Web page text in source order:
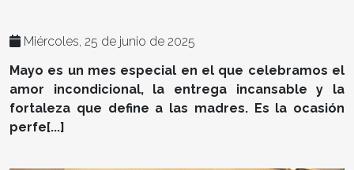
Miércoles, 25 de junio de 2025
Mayo es un mes especial en el que celebramos el
amor incondicional, la entrega incansable y la
fortaleza que define a las madres. Es la ocasión
perfe[...]